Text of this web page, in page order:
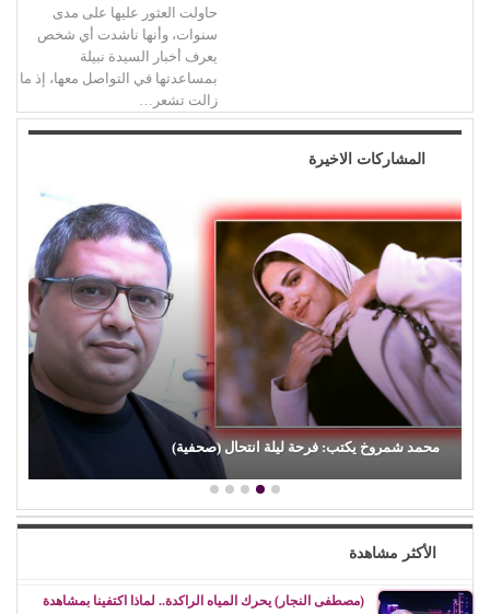
حاولت العثور عليها على مدى
سنوات، وأنها ناشدت أي شخص
يعرف أخبار السيدة نبيلة
بمساعدتها في التواصل معها، إذ ما
زالت تشعر…
المشاركات الاخيرة
محمد شمروخ يكتب: فرحة ليلة انتحال (صحفية)
الأكثر مشاهدة
(مصطفى النجار) يحرك المياه الراكدة.. لماذا اكتفينا بمشاهدة